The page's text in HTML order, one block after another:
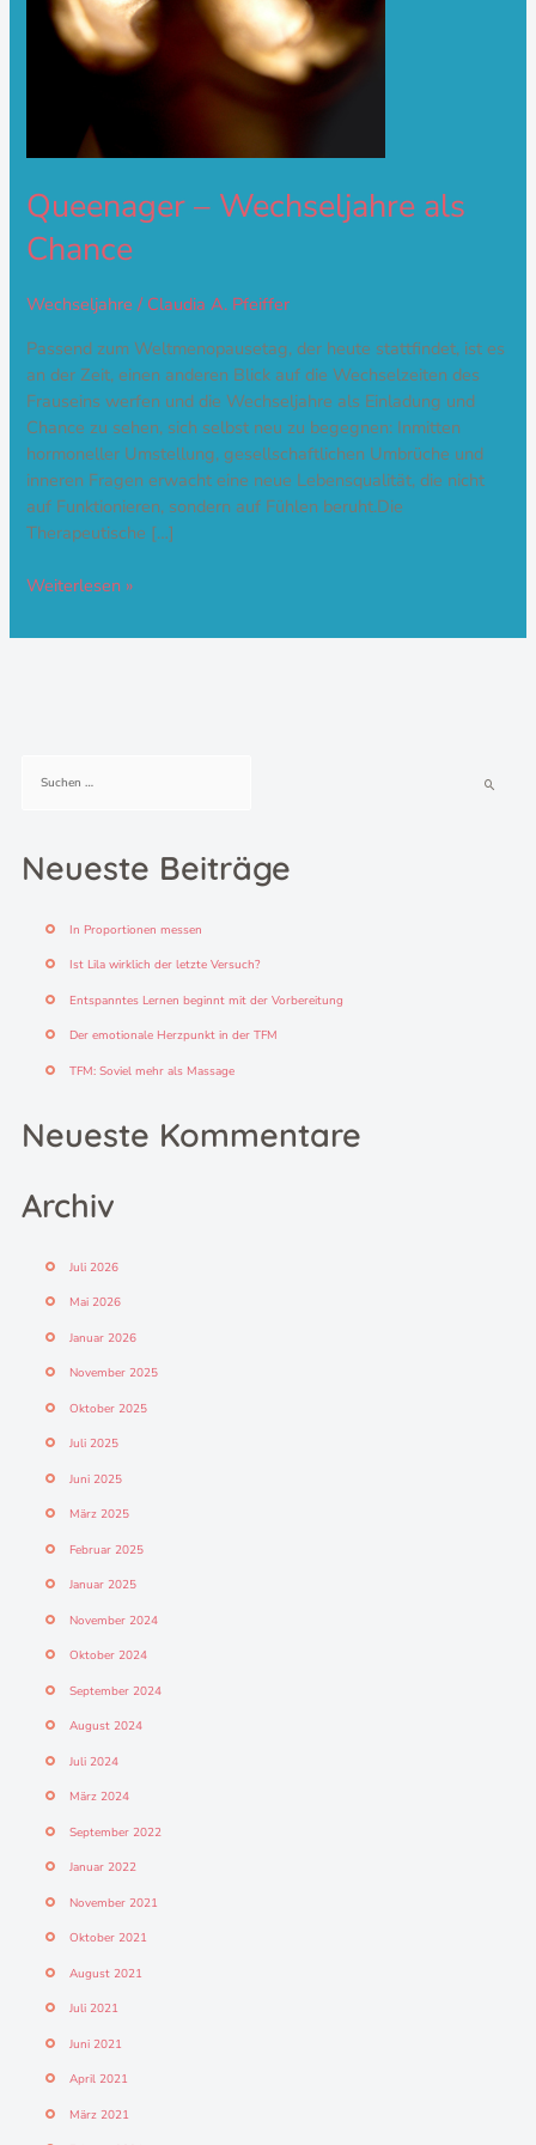
Queenager – Wechseljahre als
Chance
Wechseljahre / Claudia A. Pfeiffer
Passend zum Weltmenopausetag, der heute stattfindet, ist es
an der Zeit, einen anderen Blick auf die Wechselzeiten des
Frauseins werfen und die Wechseljahre als Einladung und
Chance zu sehen, sich selbst neu zu begegnen: Inmitten
hormoneller Umstellung, gesellschaftlichen Umbrüche und
inneren Fragen erwacht eine neue Lebensqualität, die nicht
auf Funktionieren, sondern auf Fühlen beruht.Die
Therapeutische […]
Weiterlesen »
eNeueste Beiträge
In Proportionen messen
Ist Lila wirklich der letzte Versuch?
Entspanntes Lernen beginnt mit der Vorbereitung
Der emotionale Herzpunkt in der TFM
TFM: Soviel mehr als Massage
Neueste Kommentare
Archiv
Juli 2026
Mai 2026
Januar 2026
November 2025
Oktober 2025
Juli 2025
Juni 2025
März 2025
Februar 2025
Januar 2025
November 2024
Oktober 2024
September 2024
August 2024
Juli 2024
März 2024
September 2022
Januar 2022
November 2021
Oktober 2021
August 2021
Juli 2021
Juni 2021
April 2021
März 2021